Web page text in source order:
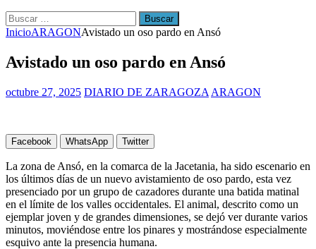
Buscar:
InicioARAGONAvistado un oso pardo en Ansó
Avistado un oso pardo en Ansó
octubre 27, 2025 DIARIO DE ZARAGOZA ARAGON
Facebook WhatsApp Twitter
La zona de Ansó, en la comarca de la Jacetania, ha sido escenario en
los últimos días de un nuevo avistamiento de oso pardo, esta vez
presenciado por un grupo de cazadores durante una batida matinal
en el límite de los valles occidentales. El animal, descrito como un
ejemplar joven y de grandes dimensiones, se dejó ver durante varios
minutos, moviéndose entre los pinares y mostrándose especialmente
esquivo ante la presencia humana.​